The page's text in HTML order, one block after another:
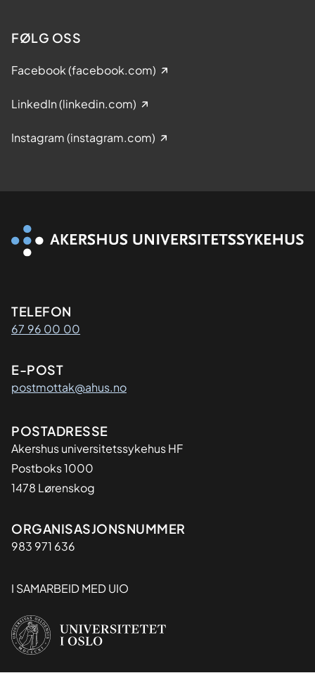
FØLG OSS
Facebook (facebook.com)
LinkedIn (linkedin.com)
Instagram (instagram.com)
Kontaktinformasjon
TELEFON
67 96 00 00
E-POST
postmottak@ahus.no
Adresse
POSTADRESSE
Akershus universitetssykehus HF
Postboks 1000
1478 Lørenskog
Organisasjon
ORGANISASJONSNUMMER
983 971 636
I SAMARBEID MED UIO